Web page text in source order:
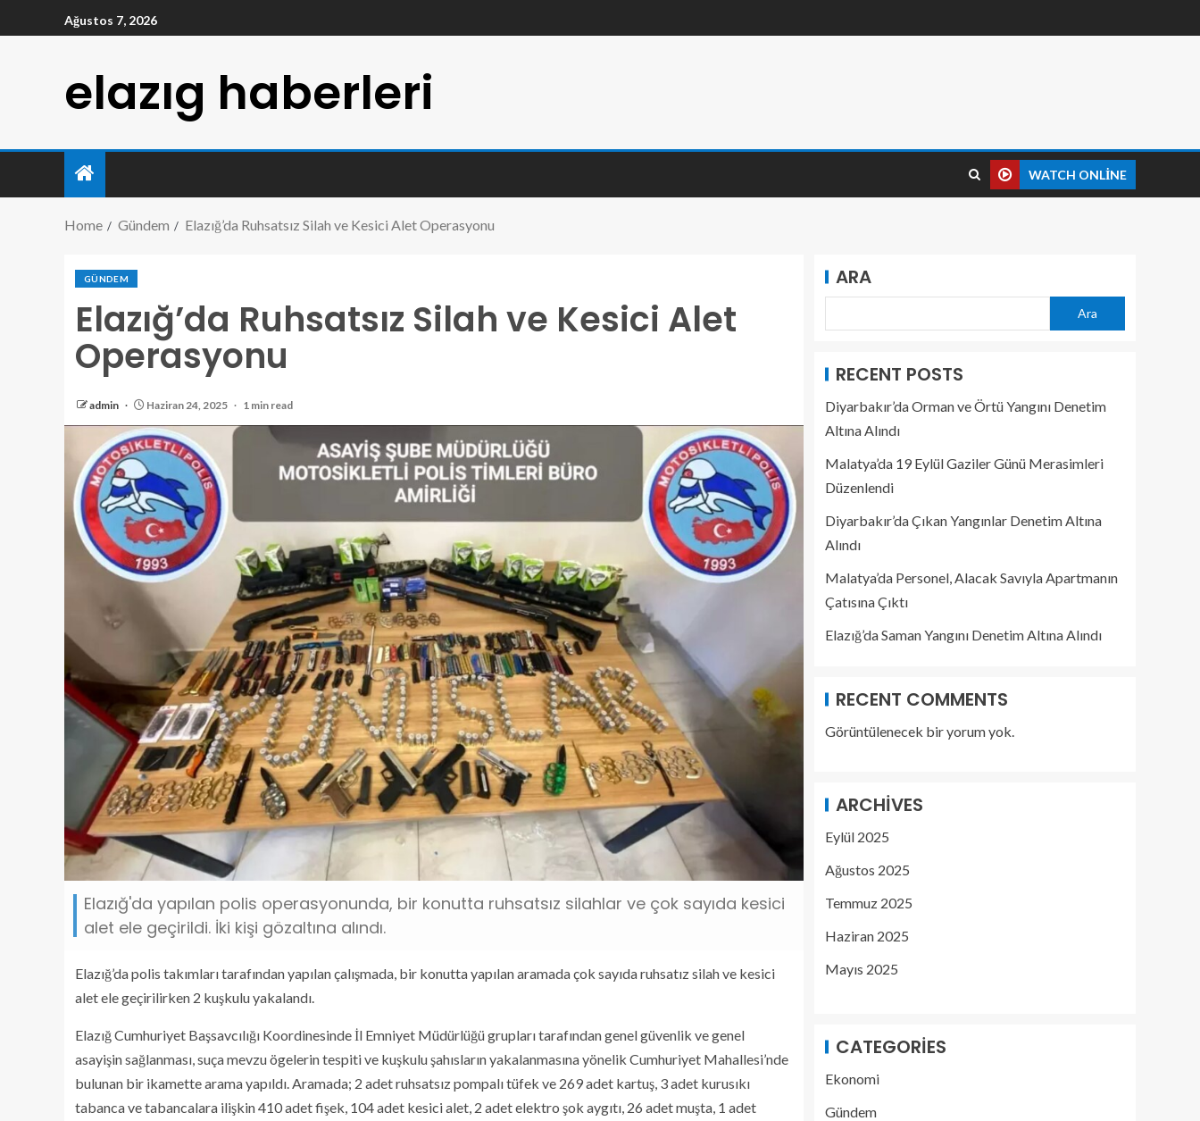
Ağustos 7, 2026
elazıg haberleri
WATCH ONLINE
Home Gündem Elazığ’da Ruhsatsız Silah ve Kesici Alet Operasyonu
GÜNDEM
Elazığ’da Ruhsatsız Silah ve Kesici Alet
Operasyonu
admin Haziran 24, 2025 1 min read
Elazığ'da yapılan polis operasyonunda, bir konutta ruhsatsız silahlar ve çok sayıda kesici
alet ele geçirildi. İki kişi gözaltına alındı.
Elazığ’da polis takımları tarafından yapılan çalışmada, bir konutta yapılan aramada çok sayıda ruhsatız silah ve kesici
alet ele geçirilirken 2 kuşkulu yakalandı.
Elazığ Cumhuriyet Başsavcılığı Koordinesinde İl Emniyet Müdürlüğü grupları tarafından genel güvenlik ve genel
asayişin sağlanması, suça mevzu ögelerin tespiti ve kuşkulu şahısların yakalanmasına yönelik Cumhuriyet Mahallesi’nde
bulunan bir ikamette arama yapıldı. Aramada; 2 adet ruhsatsız pompalı tüfek ve 269 adet kartuş, 3 adet kurusıkı
tabanca ve tabancalara ilişkin 410 adet fişek, 104 adet kesici alet, 2 adet elektro şok aygıtı, 26 adet muşta, 1 adet
ARA
Ara
RECENT POSTS
Diyarbakır’da Orman ve Örtü Yangını Denetim
Altına Alındı
Malatya’da 19 Eylül Gaziler Günü Merasimleri
Düzenlendi
Diyarbakır’da Çıkan Yangınlar Denetim Altına
Alındı
Malatya’da Personel, Alacak Savıyla Apartmanın
Çatısına Çıktı
Elazığ’da Saman Yangını Denetim Altına Alındı
RECENT COMMENTS
Görüntülenecek bir yorum yok.
ARCHIVES
Eylül 2025
Ağustos 2025
Temmuz 2025
Haziran 2025
Mayıs 2025
CATEGORIES
Ekonomi
Gündem